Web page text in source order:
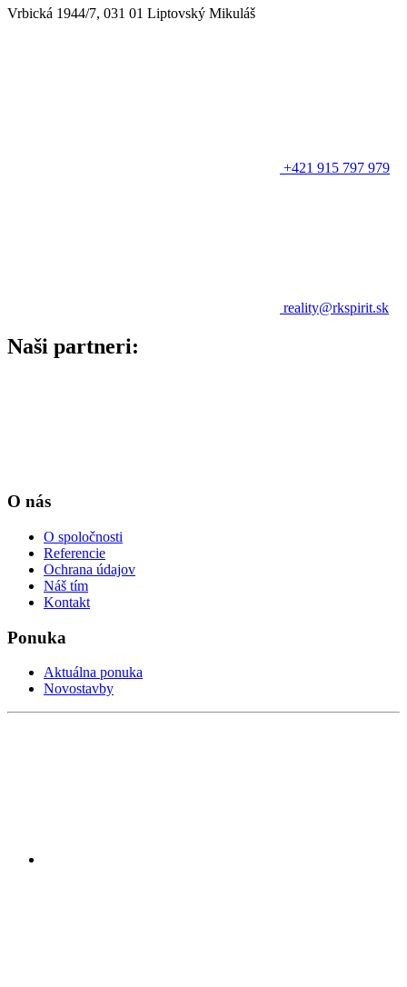
Vrbická 1944/7, 031 01 Liptovský Mikuláš
+421 915 797 979
reality@rkspirit.sk
Naši partneri:
O nás
O spoločnosti
Referencie
Ochrana údajov
Náš tím
Kontakt
Ponuka
Aktuálna ponuka
Novostavby